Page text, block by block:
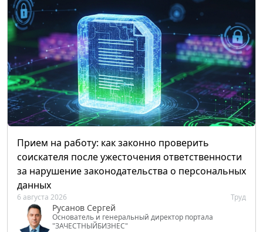
Прием на работу: как законно проверить
соискателя после ужесточения ответственности
за нарушение законодательства о персональных
данных
6 августа 2026 Труд
Русанов Сергей
Основатель и генеральный директор портала
"ЗАЧЕСТНЫЙБИЗНЕС"